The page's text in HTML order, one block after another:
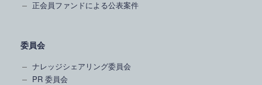
正会員ファンドによる公表案件
委員会
ナレッジシェアリング委員会
PR 委員会